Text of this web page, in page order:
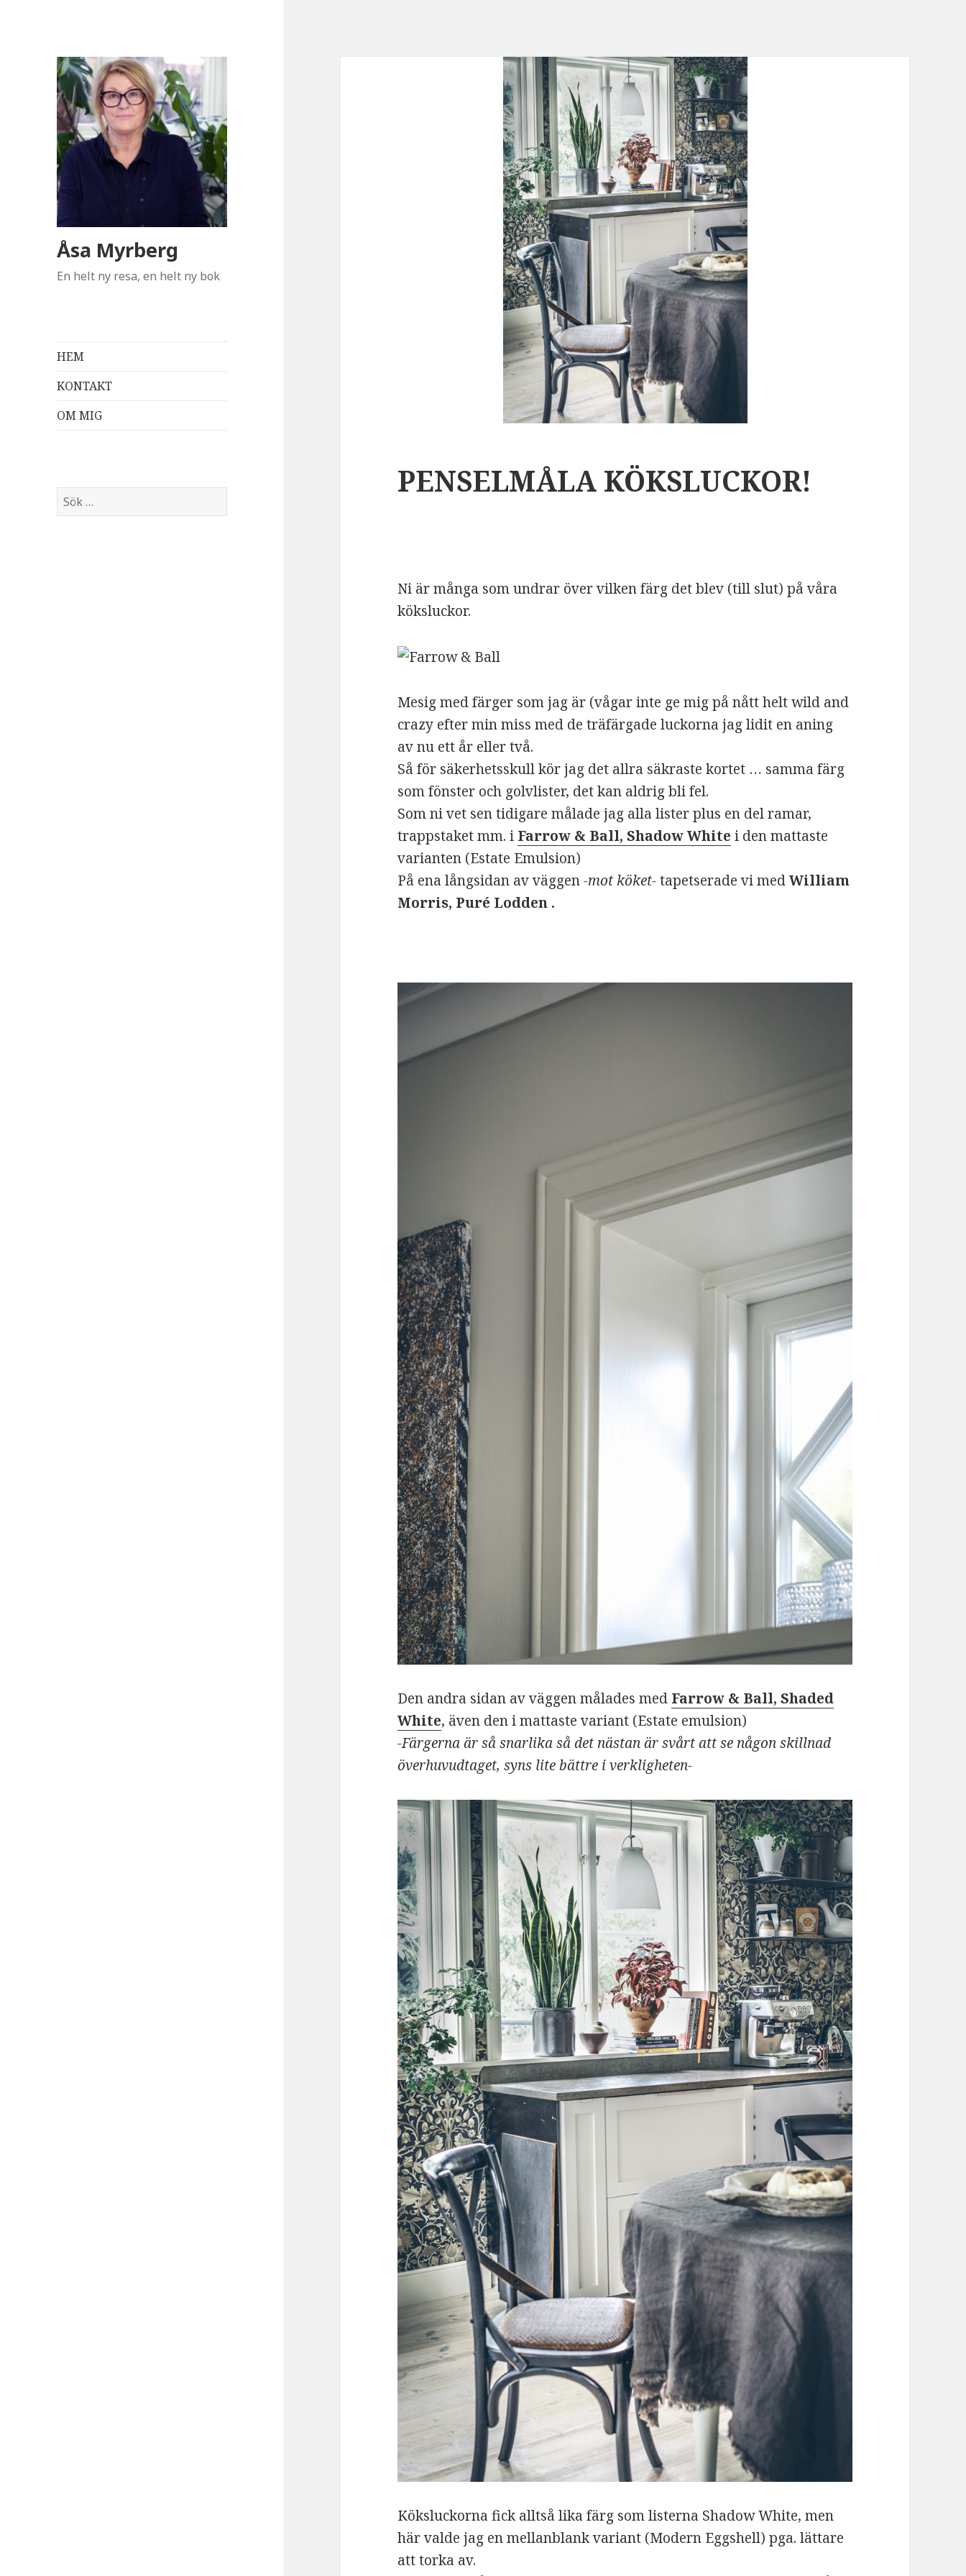
Åsa Myrberg
En helt ny resa, en helt ny bok
HEM
KONTAKT
OM MIG
Sök
efter:
PENSELMÅLA KÖKSLUCKOR!
Ni är många som undrar över vilken färg det blev (till slut) på våra
köksluckor.
Mesig med färger som jag är (vågar inte ge mig på nått helt wild and
crazy efter min miss med de träfärgade luckorna jag lidit en aning
av nu ett år eller två.
Så för säkerhetsskull kör jag det allra säkraste kortet … samma färg
som fönster och golvlister, det kan aldrig bli fel.
Som ni vet sen tidigare målade jag alla lister plus en del ramar,
trappstaket mm. i Farrow & Ball, Shadow White i den mattaste
varianten (Estate Emulsion)
På ena långsidan av väggen-mot köket-tapetserade vi medWilliam
Morris, Puré Lodden .
Den andra sidan av väggen målades med Farrow & Ball, Shaded
White, även den i mattaste variant (Estate emulsion)
-Färgerna är så snarlika så det nästan är svårt att se någon skillnad
överhuvudtaget, syns lite bättre i verkligheten-
Köksluckorna fick alltså lika färg som listerna Shadow White, men
här valde jag en mellanblank variant (Modern Eggshell) pga. lättare
att torka av.